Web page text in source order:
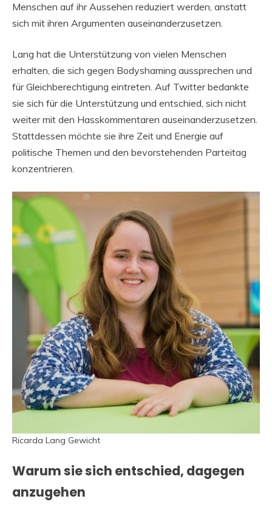
Menschen auf ihr Aussehen reduziert werden, anstatt
sich mit ihren Argumenten auseinanderzusetzen.
Lang hat die Unterstützung von vielen Menschen
erhalten, die sich gegen Bodyshaming aussprechen und
für Gleichberechtigung eintreten. Auf Twitter bedankte
sie sich für die Unterstützung und entschied, sich nicht
weiter mit den Hasskommentaren auseinanderzusetzen.
Stattdessen möchte sie ihre Zeit und Energie auf
politische Themen und den bevorstehenden Parteitag
konzentrieren.
Ricarda Lang Gewicht
Warum sie sich entschied, dagegen
anzugehen